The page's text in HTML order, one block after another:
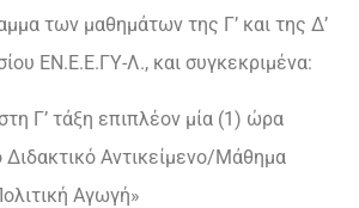
των μαθημάτων της Γ’ και της Δ’
ΕΝ.Ε.Ε.ΓΥ-Λ., και συγκεκριμένα:
Γ’ τάξη επιπλέον μία (1) ώρα
Διδακτικό Αντικείμενο/Μάθημα
Αγωγή»